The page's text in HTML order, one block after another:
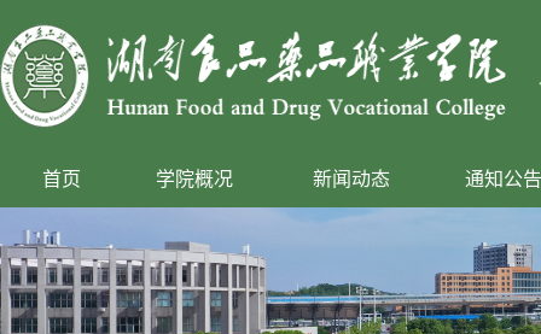
首页 学院概况 新闻动态 通知公告